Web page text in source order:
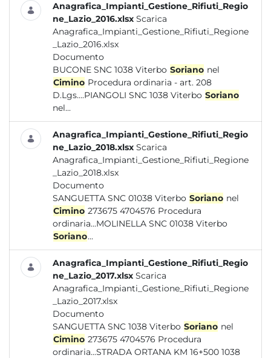
Anagrafica_Impianti_Gestione_Rifiuti_Regio
ne_Lazio_2016.xlsx Scarica
Anagrafica_Impianti_Gestione_Rifiuti_Regione
_Lazio_2016.xlsx
Documento
BUCONE SNC 1038 Viterbo Soriano nel
Cimino Procedura ordinaria - art. 208
D.Lgs....PIANGOLI SNC 1038 Viterbo Soriano
nel...
Anagrafica_Impianti_Gestione_Rifiuti_Regio
ne_Lazio_2018.xlsx Scarica
Anagrafica_Impianti_Gestione_Rifiuti_Regione
_Lazio_2018.xlsx
Documento
SANGUETTA SNC 01038 Viterbo Soriano nel
Cimino 273675 4704576 Procedura
ordinaria...MOLINELLA SNC 01038 Viterbo
Soriano...
Anagrafica_Impianti_Gestione_Rifiuti_Regio
ne_Lazio_2017.xlsx Scarica
Anagrafica_Impianti_Gestione_Rifiuti_Regione
_Lazio_2017.xlsx
Documento
SANGUETTA SNC 1038 Viterbo Soriano nel
Cimino 273675 4704576 Procedura
ordinaria...STRADA ORTANA KM 16+500 1038